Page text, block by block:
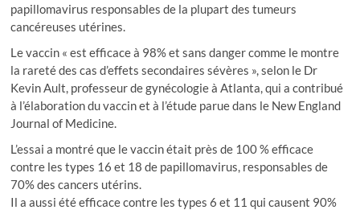
papillomavirus responsables de la plupart des tumeurs
cancéreuses utérines.
Le vaccin « est efficace à 98% et sans danger comme le montre
la rareté des cas d’effets secondaires sévères », selon le Dr
Kevin Ault, professeur de gynécologie à Atlanta, qui a contribué
à l’élaboration du vaccin et à l’étude parue dans le New England
Journal of Medicine.
L’essai a montré que le vaccin était près de 100 % efficace
contre les types 16 et 18 de papillomavirus, responsables de
70% des cancers utérins.
Il a aussi été efficace contre les types 6 et 11 qui causent 90%